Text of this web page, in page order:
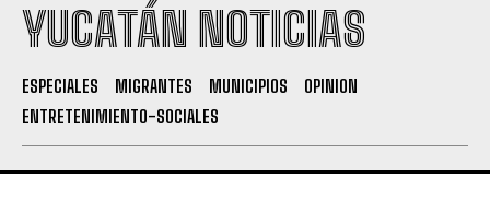
YUCATÁN NOTICIAS
ESPECIALES MIGRANTES MUNICIPIOS
OPINION
ENTRETENIMIENTO-SOCIALES